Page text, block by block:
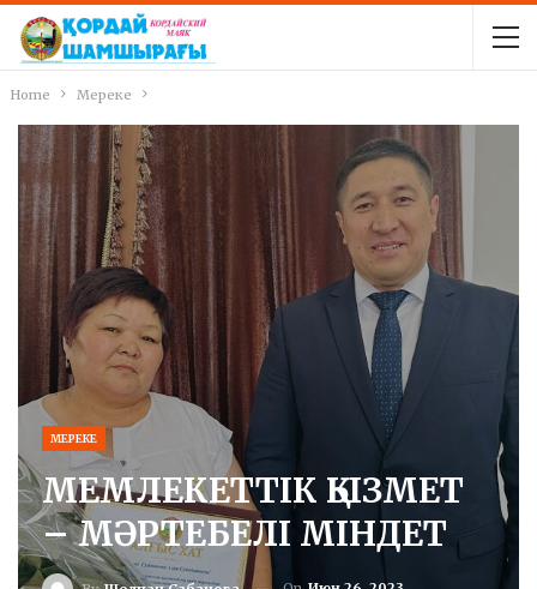
Home Мереке
МЕРЕКЕ
МЕМЛЕКЕТТІК ҚЫЗМЕТ
– МӘРТЕБЕЛІ МІНДЕТ